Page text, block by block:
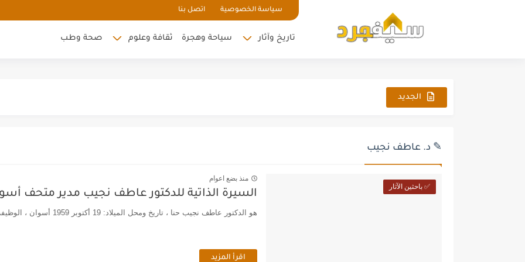
سياسة الخصوصية اتصل بنا
تاريخ وآثار سياحة وهجرة ثقافة وعلوم صحة وطب
الجديد
✎ د. عاطف نجيب
✅ باحثين الآثار
منذ بضع اعوام
السيرة الذاتية للدكتور عاطف نجيب مدير متحف
هو الدكتور عاطف نجيب حنا ، تاريخ ومحل الميلاد: 19 أكتوبر 1959 أسوان ، الوظيفة مدير متحف آثار أسوان.
اقرأ المزيد